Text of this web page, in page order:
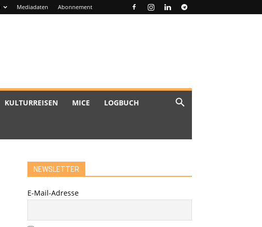
Mediadaten Abonnement
KULTURREISEN MICE LOGBUCH
NEWSLETTER
E-Mail-Adresse